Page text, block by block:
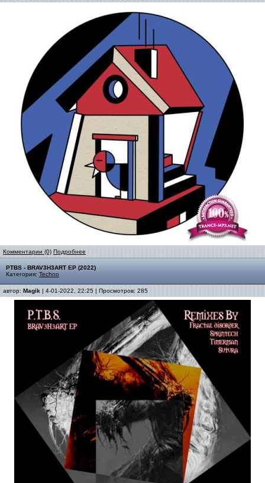
Комментарии (0) Подробнее
PTBS - BRAV3H3ART EP (2022)
Категория: Techno
автор: Magik | 4-01-2022, 22:25 | Просмотров: 285